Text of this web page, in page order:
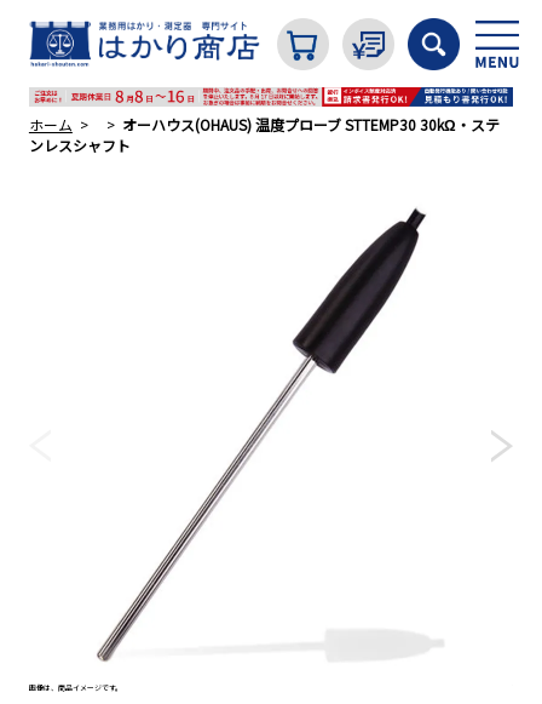
長さ測定器
濃度・環境測定
ホーム
オーハウス(OHAUS) 温度プローブ STTEMP30 30kΩ・ステ
ンレスシャフト
画像は、商品イメージです。